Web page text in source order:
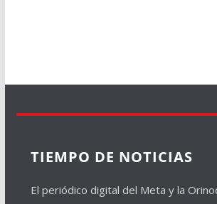
TIEMPO DE NOTICIAS
El periódico digital del Meta y la